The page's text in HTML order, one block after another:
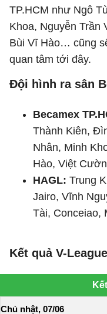
TP.HCM như Ngô
Khoa, Nguyễn Trần
Bùi Vĩ Hào… cũng
quan tâm tới đây.
Đội hình ra sân
Becamex
Thành Kiên,
Nhân, Minh
Hào, Việt
HAGL: Trung
Jairo, Vĩnh
Tài, Conceiao,
Kết quả V-